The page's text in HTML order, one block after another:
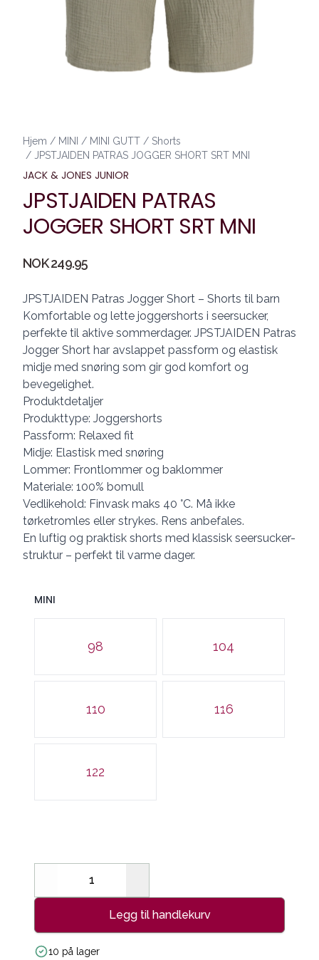
Hjem / MINI / MINI GUTT / Shorts
/ JPSTJAIDEN PATRAS JOGGER SHORT SRT MNI
JACK & JONES JUNIOR
JPSTJAIDEN PATRAS
JOGGER SHORT SRT MNI
Produktdetaljer
NOK 249.95
Description
JPSTJAIDEN Patras Jogger Short – Shorts til barn
Komfortable og lette joggershorts i seersucker,
perfekte til aktive sommerdager. JPSTJAIDEN Patras
Jogger Short har avslappet passform og elastisk
midje med snøring som gir god komfort og
bevegelighet.
Produktdetaljer
Produkttype: Joggershorts
Passform: Relaxed fit
Midje: Elastisk med snøring
Lommer: Frontlommer og baklommer
Materiale: 100% bomull
Vedlikehold: Finvask maks 40 °C. Må ikke
tørketromles eller strykes. Rens anbefales.
En luftig og praktisk shorts med klassisk seersucker-
struktur – perfekt til varme dager.
MINI
Velg en MINI
98 104
110 116
122
Decrease
Legg til handlekurv
10 på lager